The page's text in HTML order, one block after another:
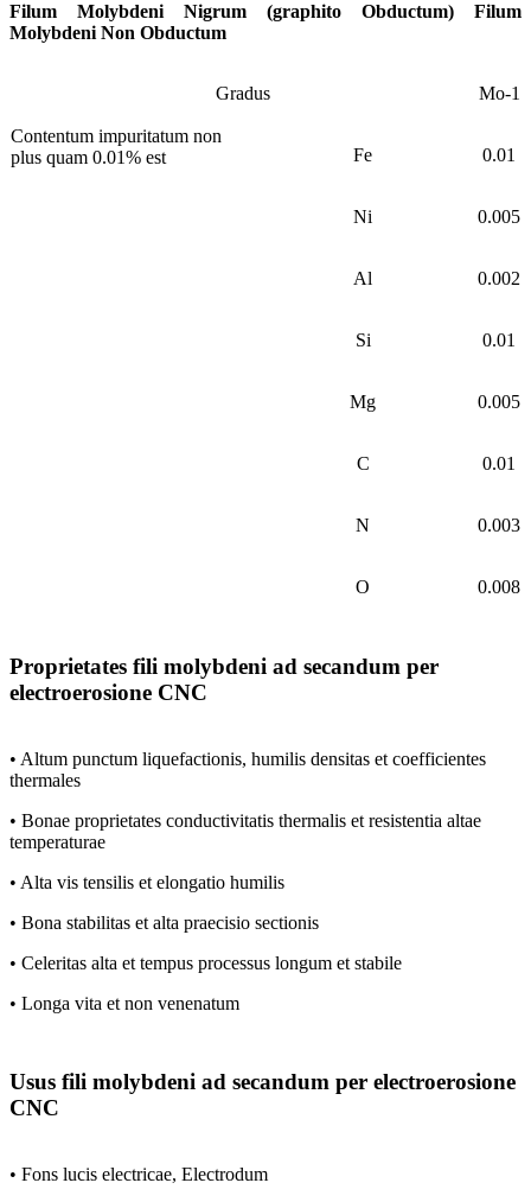
Filum Molybdeni Nigrum (graphito Obductum) Filum
Molybdeni Non Obductum
Gradus Mo-1
Contentum impuritatum non
plus quam 0.01% est
Fe 0.01
Ni 0.005
Al 0.002
Si 0.01
Mg 0.005
C 0.01
N 0.003
O 0.008
Proprietates fili molybdeni ad secandum per
electroerosione CNC
• Altum punctum liquefactionis, humilis densitas et coefficientes
thermales
• Bonae proprietates conductivitatis thermalis et resistentia altae
temperaturae
• Alta vis tensilis et elongatio humilis
• Bona stabilitas et alta praecisio sectionis
• Celeritas alta et tempus processus longum et stabile
• Longa vita et non venenatum
Usus fili molybdeni ad secandum per electroerosione
CNC
• Fons lucis electricae, Electrodum